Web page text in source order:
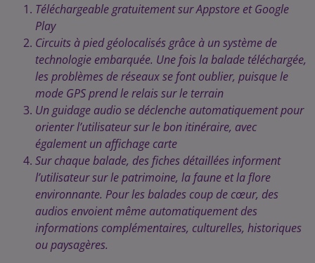
Téléchargeable gratuitement sur Appstore et Google
Play
Circuits à pied géolocalisés grâce à un système de
technologie embarquée. Une fois la balade téléchargée,
les problèmes de réseaux se font oublier, puisque le
mode GPS prend le relais sur le terrain
Un guidage audio se déclenche automatiquement pour
orienter l’utilisateur sur le bon itinéraire, avec
également un affichage carte
Sur chaque balade, des fiches détaillées informent
l’utilisateur sur le patrimoine, la faune et la flore
environnante. Pour les balades coup de cœur, des
audios envoient même automatiquement des
informations complémentaires, culturelles, historiques
ou paysagères.